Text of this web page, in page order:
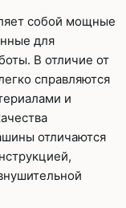
собой мощные
для
В отличие от
справляются
и
отличаются